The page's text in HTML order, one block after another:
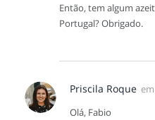
Então, tem algum
Portugal? Obrigado.
Priscila Roque em
Olá, Fabio